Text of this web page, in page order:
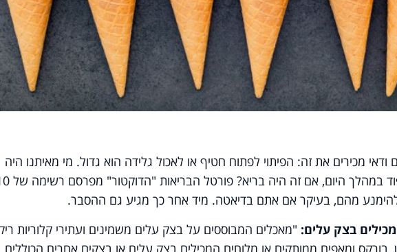
מכירים את זה: הפיתוי לפתוח חטיף או לאכול גלידה הוא גדול. מי מאיתנו היה
מתנגד לקצת ג'אנק פוד במהלך היום, אם זה היה
מהם, בעיקר אם אתם בדיאטה. מיד אחר כך מגיע גם ההסבר.
בצק עלים: "מאכלים המבוססים על בצק עלים משמינים ועתירי קלוריות
בורקס ומאפים ממותקים או מלוחים המכילים בצק עלים או בצקים אחרים הכוללים